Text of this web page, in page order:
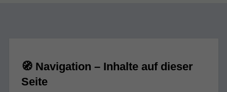
🧭 Navigation – Inhalte auf dieser
Seite